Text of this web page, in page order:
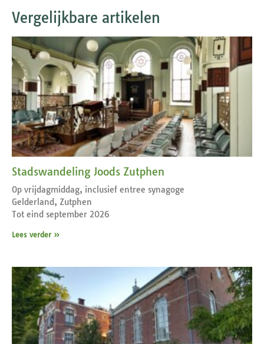
Vergelijkbare artikelen
Stadswandeling Joods Zutphen
Op vrijdagmiddag, inclusief entree synagoge
Gelderland, Zutphen
Tot eind september 2026
Lees verder »